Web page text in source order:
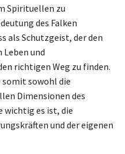
Spirituellen zu
des Falken
als Schutzgeist, der den
Leben und
richtigen Weg zu finden.
somit sowohl die
Dimensionen des
wichtig es ist, die
und der eigenen